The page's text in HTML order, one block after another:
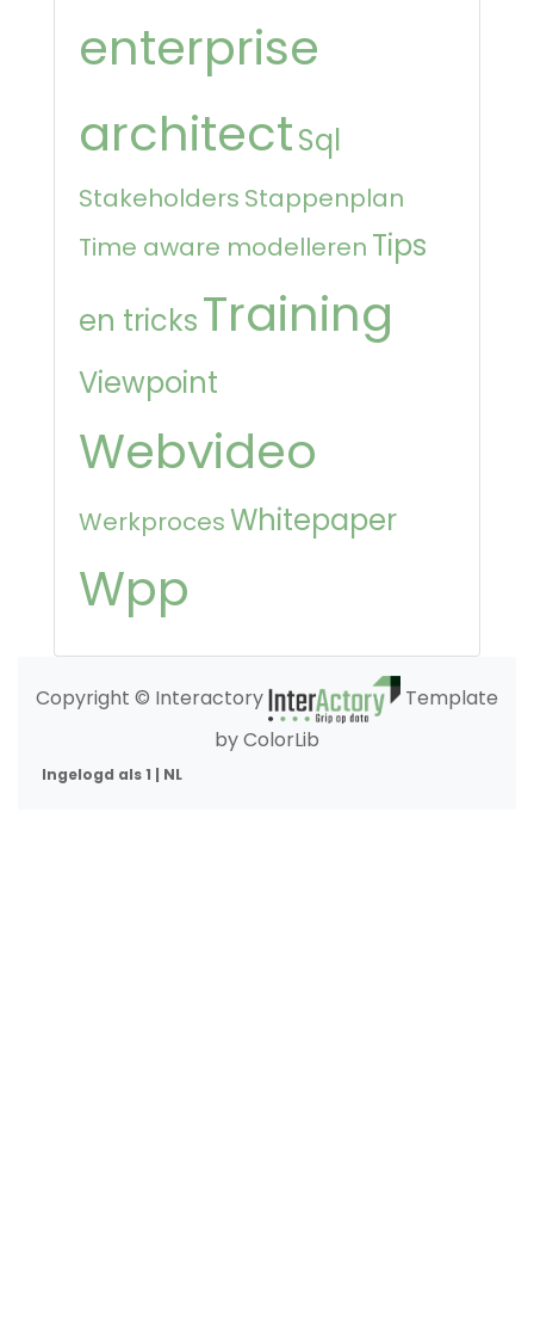
enterprise
architectSql
Stakeholders Stappenplan
Time aware modelleren Tips
en tricksTraining
Viewpoint
Webvideo
WerkprocesWhitepaper
Wpp
Copyright © Interactory
Template
by ColorLib
Ingelogd als 1 | NL